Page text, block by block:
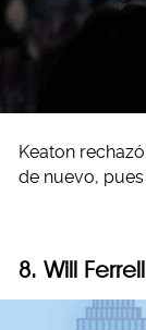
Keaton
de nuevo,
8. Will Ferrell